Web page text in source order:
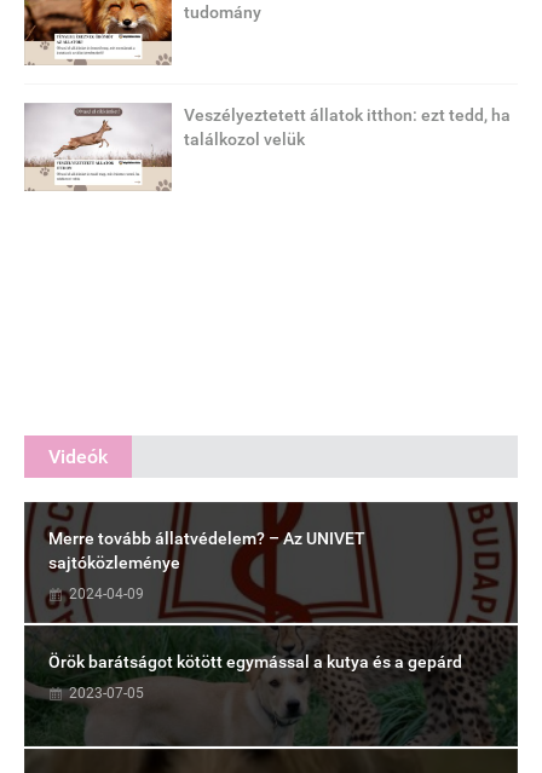
tudomány
Veszélyeztetett állatok itthon: ezt tedd, ha
találkozol velük
Videók
Merre tovább állatvédelem? – Az UNIVET
sajtóközleménye
2024-04-09
Örök barátságot kötött egymással a kutya és a gepárd
2023-07-05